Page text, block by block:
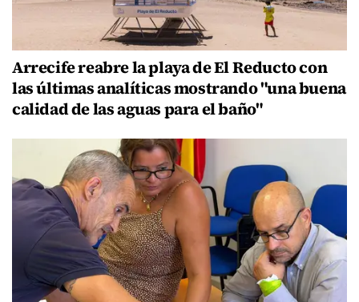
Arrecife reabre la playa de El Reducto con
las últimas analíticas mostrando "una buena
calidad de las aguas para el baño"